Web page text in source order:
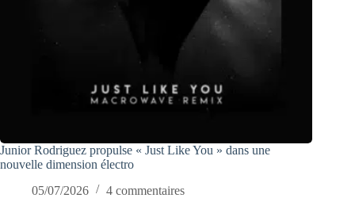
Junior Rodriguez propulse « Just Like You » dans une
nouvelle dimension électro
05/07/2026
4 commentaires